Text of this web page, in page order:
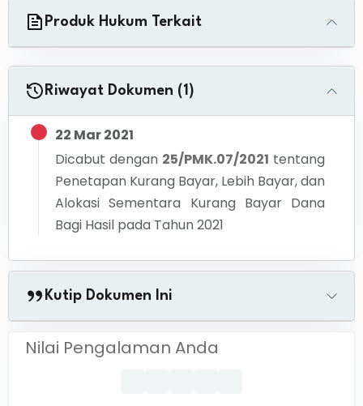
Produk Hukum Terkait
Riwayat Dokumen (1)
22 Mar 2021
Dicabut dengan 25/PMK.07/2021 tentang
Penetapan Kurang Bayar, Lebih Bayar, dan
Alokasi Sementara Kurang Bayar Dana
Bagi Hasil pada Tahun 2021
Kutip Dokumen Ini
Nilai Pengalaman Anda